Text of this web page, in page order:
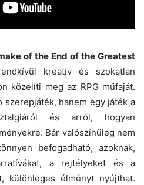
of the End of the Greatest
kreatív és szokatlan
közelíti meg az RPG műfaját.
hanem egy játék a
és arról, hogyan
Bár valószínűleg nem
befogadható, azoknak,
a rejtélyeket és a
különleges élményt nyújthat.